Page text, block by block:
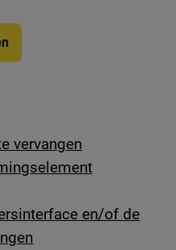
vervangen
en/of de